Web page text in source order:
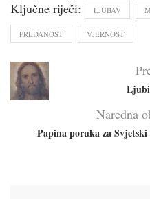
Ključne riječi: LJUBAV
PREDANOST VJERNOST
Naredna
Papina poruka za Svjetski